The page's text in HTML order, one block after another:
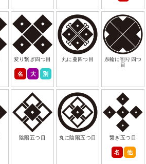
変り繋ぎ四つ目
名 大 別
丸に蔓四つ目
糸輪に割り四つ
目
陰陽五つ目 丸に陰陽五つ目 繋ぎ五つ目
名 他